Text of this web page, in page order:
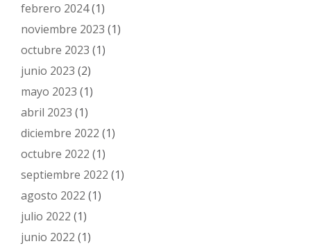
febrero 2024(1)
noviembre 2023 (1)
octubre 2023 (1)
junio 2023 (2)
mayo 2023 (1)
abril 2023 (1)
diciembre 2022 (1)
octubre 2022 (1)
septiembre 2022 (1)
agosto 2022 (1)
julio 2022 (1)
junio 2022 (1)